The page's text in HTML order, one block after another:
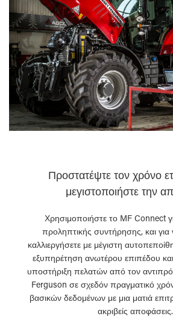
Προστατέψτε τον χρόνο
μεγιστοποιήστε την
Χρησιμοποιήστε το MF Connect
προληπτικής συντήρησης, και για
καλλιεργήσετε με μέγιστη
εξυπηρέτηση ανωτέρου επιπέδου
υποστήριξη πελατών από τον
Ferguson σε σχεδόν πραγματικό
βασικών δεδομένων με μια ματιά
ακριβείς αποφάσεις.